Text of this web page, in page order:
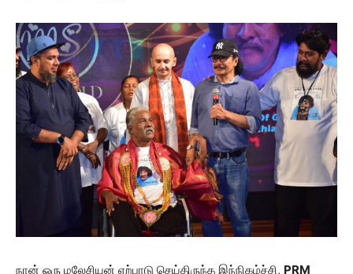
நான் ஒரு மலேசியன் ஏற்பாடு செய்திருந்த இந்நிகழ்ச்சி, PRM